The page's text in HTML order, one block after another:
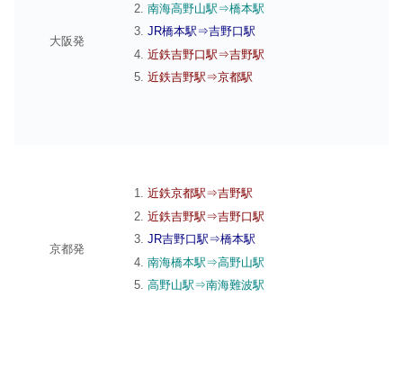
大阪発
南海高野山駅⇒橋本駅
JR橋本駅⇒吉野口駅
近鉄吉野口駅⇒吉野駅
近鉄吉野駅⇒京都駅
京都発
近鉄京都駅⇒吉野駅
近鉄吉野駅⇒吉野口駅
JR吉野口駅⇒橋本駅
南海橋本駅⇒高野山駅
高野山駅⇒南海難波駅